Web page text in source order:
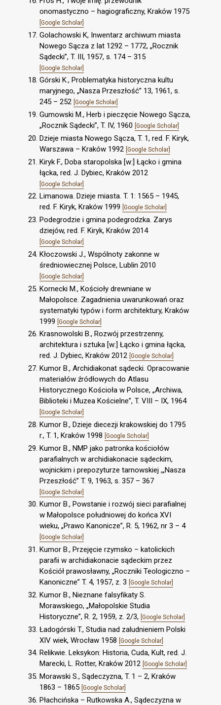
onomastyczno – hagiograficzny, Kraków 1975
[Google Scholar]
Golachowski K, Inwentarz archiwum miasta
Nowego Sącza z lat 1292 – 1772, „Rocznik
Sądecki”, T. III, 1957, s. 174 – 315
[Google Scholar]
Górski K., Problematyka historyczna kultu
maryjnego, „Nasza Przeszłość” 13, 1961, s.
245 – 252 [Google Scholar]
Gumowski M., Herb i pieczęcie Nowego Sącza,
„Rocznik Sądecki”, T. IV, 1960 [Google Scholar]
Dzieje miasta Nowego Sącza, T. 1, red. F. Kiryk,
Warszawa – Kraków 1992 [Google Scholar]
Kiryk F., Doba staropolska [w:] Łącko i gmina
łącka, red. J. Dybiec, Kraków 2012
[Google Scholar]
Limanowa. Dzieje miasta. T. 1: 1565 – 1945,
red. F. Kiryk, Kraków 1999 [Google Scholar]
Podegrodzie i gmina podegrodzka. Zarys
dziejów, red. F. Kiryk, Kraków 2014
[Google Scholar]
Kłoczowski J., Wspólnoty zakonne w
średniowiecznej Polsce, Lublin 2010
[Google Scholar]
Kornecki M., Kościoły drewniane w
Małopolsce. Zagadnienia uwarunkowań oraz
systematyki typów i form architektury, Kraków
1999 [Google Scholar]
Krasnowolski B., Rozwój przestrzenny,
architektura i sztuka [w:] Łącko i gmina łącka,
red. J. Dybiec, Kraków 2012 [Google Scholar]
Kumor B., Archidiakonat sądecki. Opracowanie
materiałów źródłowych do Atlasu
Historycznego Kościoła w Polsce, „Archiwa,
Biblioteki i Muzea Kościelne”, T. VIII – IX, 1964
[Google Scholar]
Kumor B., Dzieje diecezji krakowskiej do 1795
r., T. 1, Kraków 1998 [Google Scholar]
Kumor B., NMP jako patronka kościołów
parafialnych w archidiakonacie sądeckim,
wojnickim i prepozyturze tarnowskiej ,„Nasza
Przeszłość” T. 9, 1963, s. 357 – 367
[Google Scholar]
Kumor B., Powstanie i rozwój sieci parafialnej
w Małopolsce południowej do końca XVI
wieku, „Prawo Kanonicze”, R. 5, 1962, nr 3 – 4
[Google Scholar]
Kumor B., Przejęcie rzymsko – katolickich
parafii w archidiakonacie sądeckim przez
Kościół prawosławny, „Roczniki Teologiczno –
Kanoniczne” T. 4, 1957, z. 3 [Google Scholar]
Kumor B., Nieznane falsyfikaty S.
Morawskiego, „Małopolskie Studia
Historyczne”, R. 2, 1959, z. 2/3, [Google Scholar]
Ładogórski T., Studia nad zaludnieniem Polski
XIV wiek, Wrocław 1958 [Google Scholar]
Relikwie. Leksykon: Historia, Cuda, Kult, red. J.
Marecki, L. Rotter, Kraków 2012 [Google Scholar]
Morawski S., Sądeczyzna, T. 1 – 2, Kraków
1863 – 1865 [Google Scholar]
Płachcińska – Rutkowska A., Sądeczyzna w